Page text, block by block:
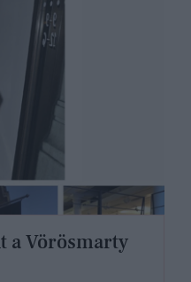
a Vörösmarty